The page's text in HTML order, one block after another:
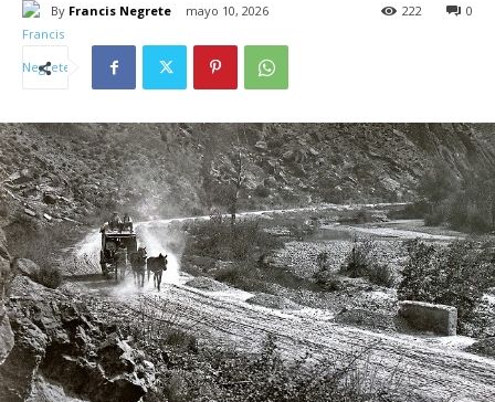
By Francis Negrete mayo 10, 2026 0
222